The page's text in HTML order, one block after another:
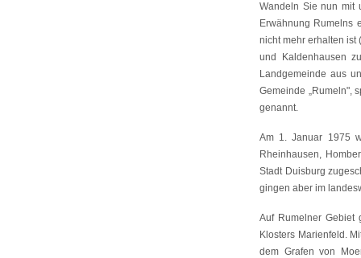
Wandeln Sie nun mit
Erwähnung Rumelns
nicht mehr erhalten ist
und Kaldenhausen
Landgemeinde aus
Gemeinde „Rumeln",
genannt.
Am 1. Januar 1975
Rheinhausen,
Stadt Duisburg
gingen aber im
Auf Rumelner Gebiet
Klosters Marienfeld.
dem Grafen von